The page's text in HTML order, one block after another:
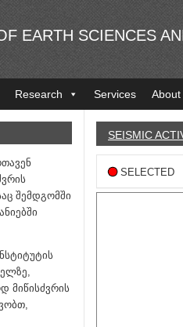
EARTH SCIENCES
Research Services About
შემდგომში
SEISMIC
SELECTED